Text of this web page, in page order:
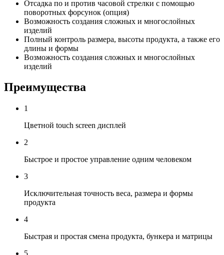
Отсадка по и против часовой стрелки с помощью
поворотных форсунок (опция)
Возможность создания сложных и многослойных
изделий
Полный контроль размера, высоты продукта, а также его
длины и формы
Возможность создания сложных и многослойных
изделий
Преимущества
1
Цветной touch screen дисплей
2
Быстрое и простое управление одним человеком
3
Исключительная точность веса, размера и формы
продукта
4
Быстрая и простая смена продукта, бункера и матрицы